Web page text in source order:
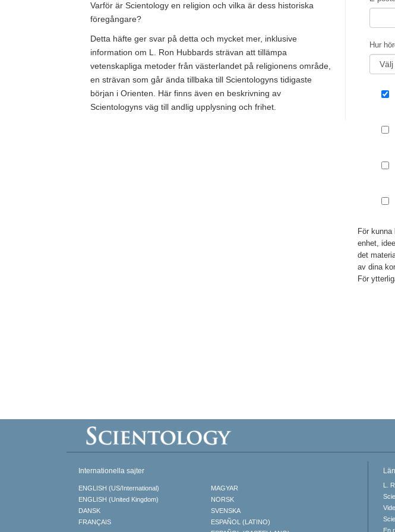
Varför är Scientology en religion och vilka är dess historiska
föregångare?
Detta häfte ger svar på detta och mycket mer, inklusive
information om L. Ron Hubbards strävan att tillämpa
vetenskapliga metoder från västerlandet på religionens område,
en strävan som går ända tillbaka till Scientologyns tidigaste
början i Orienten. Här finns även en beskrivning av
Scientologyns väg till andlig upplysning och frihet.
Hur
För
enhet,
det
av dina
För
Internationella sajter
ENGLISH (US/International)
ENGLISH (United Kingdom)
DANSK
FRANÇAIS
MAGYAR
NORSK
SVENSKA
ESPAÑOL (LATINO)
L.
En